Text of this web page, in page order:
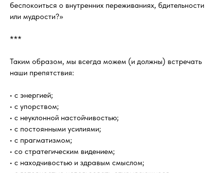
беспокоиться о внутренних переживаниях, бдительности
или мудрости?»
***
Таким образом, мы всегда можем (и должны) встречать
наши препятствия:
• с энергией;
• с упорством;
• с неуклонной настойчивостью;
• с постоянными усилиями;
• с прагматизмом;
• со стратегическим видением;
• с находчивостью и здравым смыслом;